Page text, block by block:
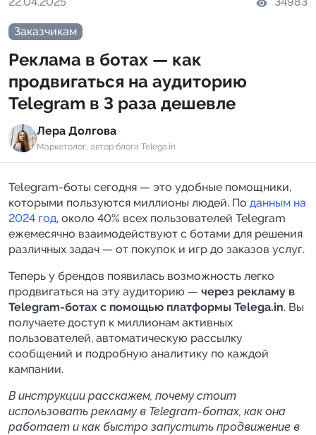
Индивидуальное сопровождение
Аналитика Telegram
Реклама в ботах — как
продвигаться на аудиторию
Telegram в 3 раза дешевле
Заказчикам
Лера Долгова
Маркетолог, автор блога Telega.in
Telegram-боты сегодня — это удобные помощники,
которыми пользуются миллионы людей. По данным на
2024 год, около 40% всех пользователей Telegram
ежемесячно взаимодействуют с ботами для решения
различных задач — от покупок и игр до заказов услуг.
Теперь у брендов появилась возможность легко
продвигаться на эту аудиторию — через рекламу в
Telegram-ботах с помощью платформы Telega.in. Вы
получаете доступ к миллионам активных
пользователей, автоматическую рассылку
сообщений и подробную аналитику по каждой
кампании.
В инструкции расскажем, почему стоит
использовать рекламу в Telegram-ботах, как она
работает и как быстро запустить продвижение в